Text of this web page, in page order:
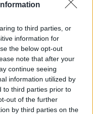
to third parties, or
information for
the below opt-out
note that after your
continue seeing
information utilized by
to third parties prior to
out of the further
by third parties on the
και
και